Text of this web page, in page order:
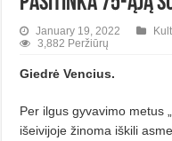
January 19, 2022
3,882 Peržiūrų
Giedrė Vencius.
Per ilgus gyvavimo metus
išei­vijoje žinoma iškili